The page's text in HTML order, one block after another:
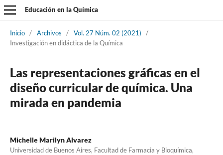
Educación en la Química
Inicio / Archivos / Vol. 27 Núm. 02 (2021)
/
Investigación en didáctica de la Química
Las representaciones gráficas en el
diseño curricular de química. Una
mirada en pandemia
Michelle Marilyn Alvarez
Universidad de Buenos Aires, Facultad de Farmacia y Bioquímica,